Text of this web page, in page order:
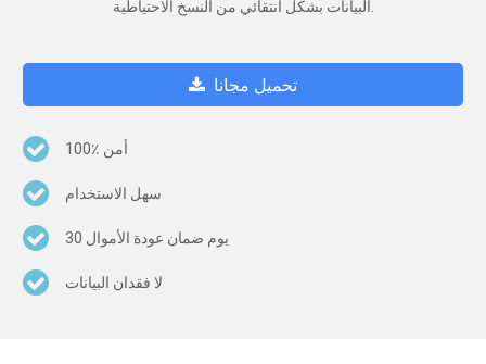
تحميل مجانا
100٪ أمن
سهل الاستخدام
30 يوم ضمان عودة الأموال
لا فقدان البيانات